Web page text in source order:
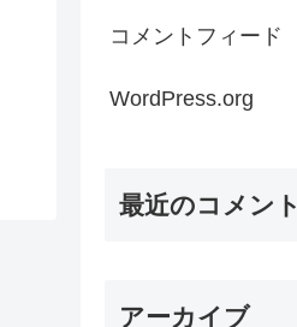
コメントフィード
WordPress.org
最近のコメント
アーカイブ